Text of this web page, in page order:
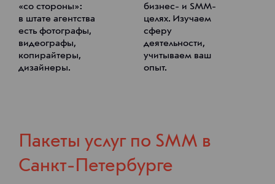
«со стороны»:
в штате агентства
есть фотографы,
видеографы,
копирайтеры,
дизайнеры.
бизнес- и SMM-
целях. Изучаем
сферу
деятельности,
учитываем ваш
опыт.
Пакеты услуг по SMM в
Санкт-Петербурге